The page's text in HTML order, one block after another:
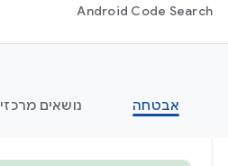
Android Code Search
אבטחה נושאים